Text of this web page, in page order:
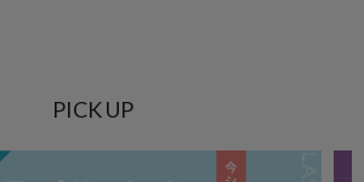
PICK UP